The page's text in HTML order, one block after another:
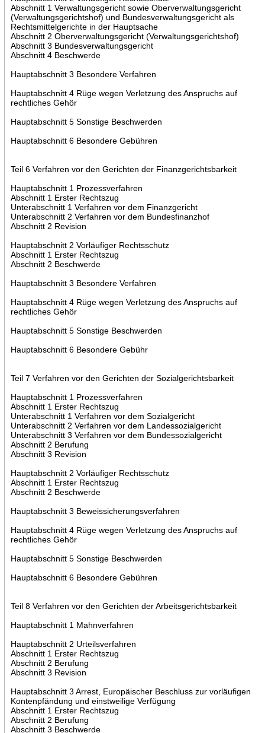
Abschnitt 1 Verwaltungsgericht sowie Oberverwaltungsgericht
(Verwaltungsgerichtshof) und Bundesverwaltungsgericht als
Rechtsmittelgerichte in der Hauptsache
Abschnitt 2 Oberverwaltungsgericht (Verwaltungsgerichtshof)
Abschnitt 3 Bundesverwaltungsgericht
Abschnitt 4 Beschwerde
Hauptabschnitt 3 Besondere Verfahren
Hauptabschnitt 4 Rüge wegen Verletzung des Anspruchs auf
rechtliches Gehör
Hauptabschnitt 5 Sonstige Beschwerden
Hauptabschnitt 6 Besondere Gebühren
Teil 6 Verfahren vor den Gerichten der Finanzgerichtsbarkeit
Hauptabschnitt 1 Prozessverfahren
Abschnitt 1 Erster Rechtszug
Unterabschnitt 1 Verfahren vor dem Finanzgericht
Unterabschnitt 2 Verfahren vor dem Bundesfinanzhof
Abschnitt 2 Revision
Hauptabschnitt 2 Vorläufiger Rechtsschutz
Abschnitt 1 Erster Rechtszug
Abschnitt 2 Beschwerde
Hauptabschnitt 3 Besondere Verfahren
Hauptabschnitt 4 Rüge wegen Verletzung des Anspruchs auf
rechtliches Gehör
Hauptabschnitt 5 Sonstige Beschwerden
Hauptabschnitt 6 Besondere Gebühr
Teil 7 Verfahren vor den Gerichten der Sozialgerichtsbarkeit
Hauptabschnitt 1 Prozessverfahren
Abschnitt 1 Erster Rechtszug
Unterabschnitt 1 Verfahren vor dem Sozialgericht
Unterabschnitt 2 Verfahren vor dem Landessozialgericht
Unterabschnitt 3 Verfahren vor dem Bundessozialgericht
Abschnitt 2 Berufung
Abschnitt 3 Revision
Hauptabschnitt 2 Vorläufiger Rechtsschutz
Abschnitt 1 Erster Rechtszug
Abschnitt 2 Beschwerde
Hauptabschnitt 3 Beweissicherungsverfahren
Hauptabschnitt 4 Rüge wegen Verletzung des Anspruchs auf
rechtliches Gehör
Hauptabschnitt 5 Sonstige Beschwerden
Hauptabschnitt 6 Besondere Gebühren
Teil 8 Verfahren vor den Gerichten der Arbeitsgerichtsbarkeit
Hauptabschnitt 1 Mahnverfahren
Hauptabschnitt 2 Urteilsverfahren
Abschnitt 1 Erster Rechtszug
Abschnitt 2 Berufung
Abschnitt 3 Revision
Hauptabschnitt 3 Arrest, Europäischer Beschluss zur vorläufigen
Kontenpfändung und einstweilige Verfügung
Abschnitt 1 Erster Rechtszug
Abschnitt 2 Berufung
Abschnitt 3 Beschwerde